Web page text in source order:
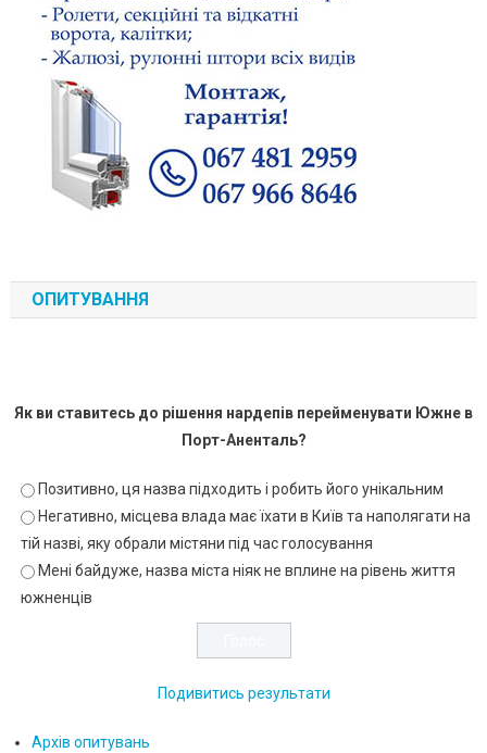
ОПИТУВАННЯ
Як ви ставитесь до рішення нардепів перейменувати Южне в
Порт-Аненталь?
Позитивно, ця назва підходить і робить його унікальним
Негативно, місцева влада має їхати в Київ та наполягати на
тій назві, яку обрали містяни під час голосування
Мені байдуже, назва міста ніяк не вплине на рівень життя
южненців
Подивитись результати
Архів опитувань